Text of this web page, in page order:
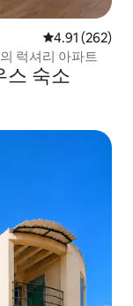
평점 4.91점(5
4.91 (262)
럭셔리 아파트
스 숙소